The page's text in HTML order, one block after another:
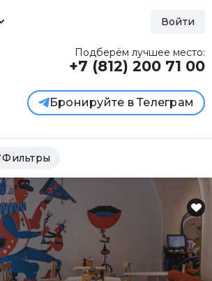
Войти
Подберём лучшее место:
+7 (812) 200 71 00
Бронируйте в Телеграм
Фильтры